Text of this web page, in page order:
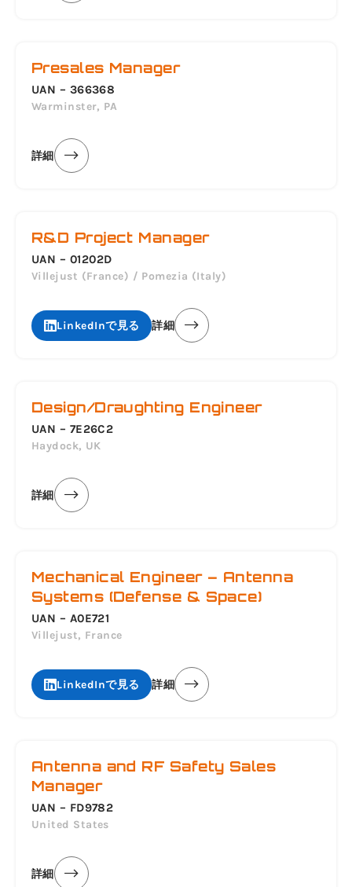
Presales Manager
UAN – 366368
Warminster, PA
詳細
R&D Project Manager
UAN – 01202D
Villejust (France) / Pomezia (Italy)
LinkedInで見る 詳細
Design/Draughting Engineer
UAN – 7E26C2
Haydock, UK
詳細
Mechanical Engineer – Antenna
Systems (Defense & Space)
UAN – A0E721
Villejust, France
LinkedInで見る 詳細
Antenna and RF Safety Sales
Manager
UAN – FD9782
United States
詳細